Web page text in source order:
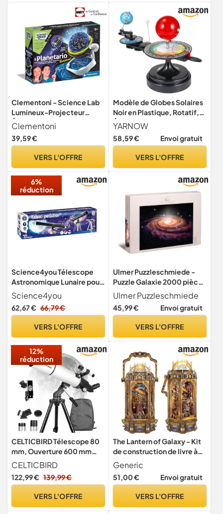
Clementoni - Science Lab
Lumineux-Projecteur
Étoiles, Jeu Scientifique 8
Ans, Planétarium
Électronique, Astronomie
Italien, Fabriqué en Italie,
Clementoni
39,59 €
VERS L'OFFRE
Modèle de Globes Solaires
Noir en Plastique, Rotatif,
Éducatif
YARNOW
58,59 € Envoi gratuit
VERS L'OFFRE
6%
réduction
Science4you Télescope
Astronomique Lunaire pour
Enfant - Kit Scientifique
avec Télescope, Jouet pour
Garçon et Fille avec
Éducatif de Sciences pour
Science4you
62,67 € 66,79 €
VERS L'OFFRE
Ulmer Puzzleschmiede -
Puzzle Galaxie 2000 pièces
- Espace & Univers -
Nébuleuse d'Andromède,
Astronomie, Spectaculaire
Ulmer Puzzleschmiede
45,99 € Envoi gratuit
VERS L'OFFRE
12%
réduction
CELTICBIRD Télescope 80
mm, Ouverture 600 mm
pour Adultes débutants en
Astronomie – Télescope
réfracteur astronomique
Multicouche à Haute
CELTICBIRD
122,99 € 139,99 €
VERS L'OFFRE
The Lantern of Galaxy - Kit
de construction de livre à
faire soi-même - Puzzle 3D
en bois - Observatoire
astronomique - Serre-
de construction de maison
Generic
51,00 € Envoi gratuit
VERS L'OFFRE